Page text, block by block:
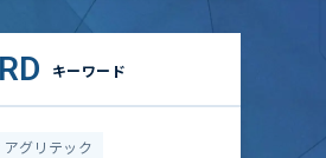
キーワード
アグリテック